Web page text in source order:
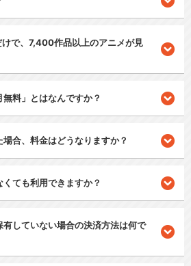
で、7,400作品以上のアニメが見
無料」とはなんですか？
合、料金はどうなりますか？
くても利用できますか？
有していない場合の決済方法は何で